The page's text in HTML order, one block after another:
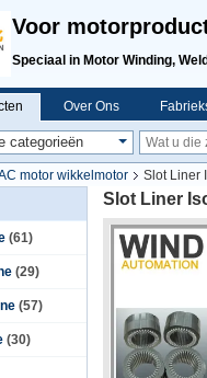
Voor
Speciaal in Motor Winding,
Over Ons
motor wikkelmotor
Slot Liner
(61)
(29)
(57)
(30)
Slot Liner